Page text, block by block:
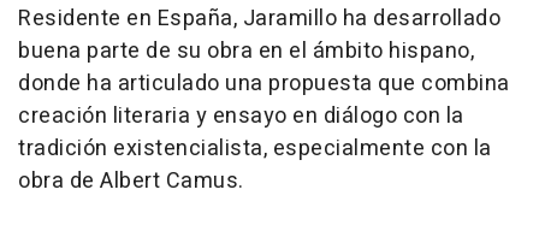
Residente en España, Jaramillo ha desarrollado
buena parte de su obra en el ámbito hispano,
donde ha articulado una propuesta que combina
creación literaria y ensayo en diálogo con la
tradición existencialista, especialmente con la
obra de Albert Camus.